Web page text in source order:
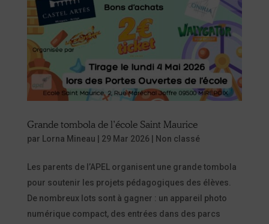
Grande tombola de l’école Saint Maurice
par Lorna Mineau 29 Mar 2026| Non classé
Les parents de l’APEL organisent une grande tombola
pour soutenir les projets pédagogiques des élèves.
De nombreux lots sont à gagner : un appareil photo
numérique compact, des entrées dans des parcs